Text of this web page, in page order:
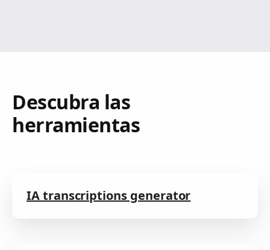
Descubra las
herramientas
IA transcriptions generator